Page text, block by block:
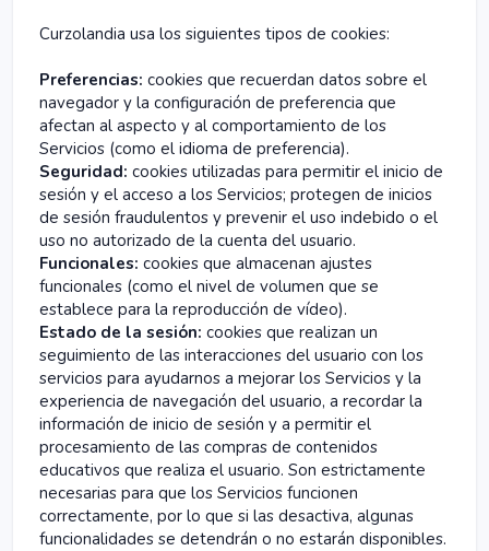
Curzolandia usa los siguientes tipos de cookies:
Preferencias: cookies que recuerdan datos sobre el
navegador y la configuración de preferencia que
afectan al aspecto y al comportamiento de los
Servicios (como el idioma de preferencia).
Seguridad: cookies utilizadas para permitir el inicio de
sesión y el acceso a los Servicios; protegen de inicios
de sesión fraudulentos y prevenir el uso indebido o el
uso no autorizado de la cuenta del usuario.
Funcionales: cookies que almacenan ajustes
funcionales (como el nivel de volumen que se
establece para la reproducción de vídeo).
Estado de la sesión: cookies que realizan un
seguimiento de las interacciones del usuario con los
servicios para ayudarnos a mejorar los Servicios y la
experiencia de navegación del usuario, a recordar la
información de inicio de sesión y a permitir el
procesamiento de las compras de contenidos
educativos que realiza el usuario. Son estrictamente
necesarias para que los Servicios funcionen
correctamente, por lo que si las desactiva, algunas
funcionalidades se detendrán o no estarán disponibles.